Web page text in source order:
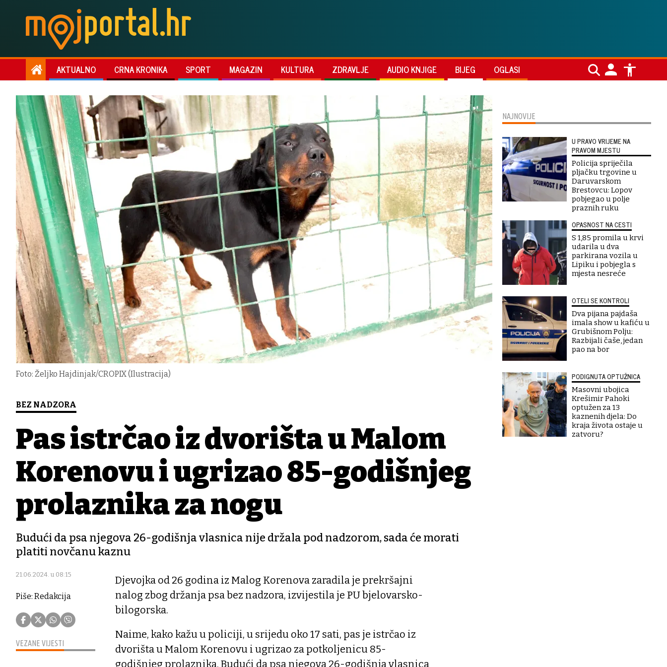
AKTUALNO CRNA KRONIKA SPORT MAGAZIN KULTURA ZDRAVLJE AUDIO KNJIGE BIJEG OGLASI
Foto: Željko Hajdinjak/CROPIX (Ilustracija)
BEZ NADZORA
Pas istrčao iz dvorišta u Malom
Korenovu i ugrizao 85-godišnjeg
prolaznika za nogu
Budući da psa njegova 26-godišnja vlasnica nije držala pod nadzorom, sada će morati
platiti novčanu kaznu
21.06.2024. u 08:15
Piše: Redakcija
VEZANE VIJESTI
Djevojka od 26 godina iz Malog Korenova zaradila je prekršajni
nalog zbog držanja psa bez nadzora, izvijestila je PU bjelovarsko-
bilogorska.
Naime, kako kažu u policiji, u srijedu oko 17 sati, pas je istrčao iz
dvorišta u Malom Korenovu i ugrizao za potkoljenicu 85-
godišnjeg prolaznika. Budući da psa njegova 26-godišnja vlasnica
NAJNOVIJE
U PRAVO VRIJEME NA
PRAVOM MJESTU
Policija spriječila
pljačku trgovine u
Daruvarskom
Brestovcu: Lopov
pobjegao u polje
praznih ruku
OPASNOST NA CESTI
S 1,85 promila u krvi
udarila u dva
parkirana vozila u
Lipiku i pobjegla s
mjesta nesreće
OTELI SE KONTROLI
Dva pijana pajdaša
imala show u kafiću u
Grubišnom Polju:
Razbijali čaše, jedan
pao na bor
PODIGNUTA OPTUŽNICA
Masovni ubojica
Krešimir Pahoki
optužen za 13
kaznenih djela: Do
kraja života ostaje u
zatvoru?